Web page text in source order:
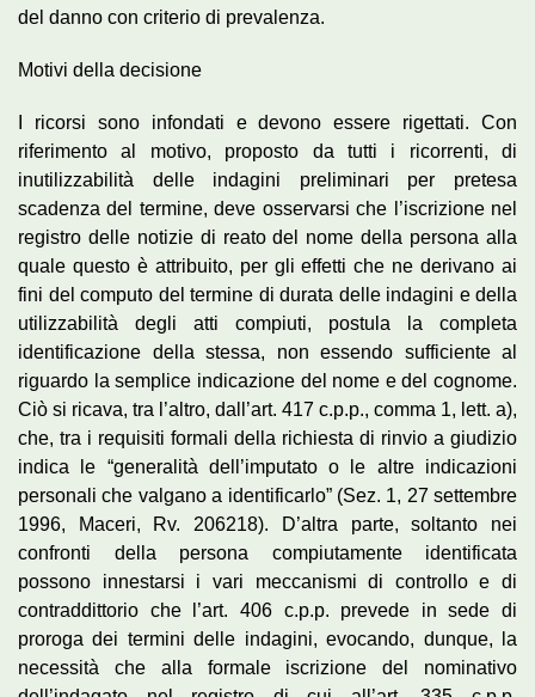
del danno con criterio di prevalenza.
Motivi della decisione
I ricorsi sono infondati e devono essere rigettati. Con
riferimento al motivo, proposto da tutti i ricorrenti, di
inutilizzabilità delle indagini preliminari per pretesa
scadenza del termine, deve osservarsi che l’iscrizione nel
registro delle notizie di reato del nome della persona alla
quale questo è attribuito, per gli effetti che ne derivano ai
fini del computo del termine di durata delle indagini e della
utilizzabilità degli atti compiuti, postula la completa
identificazione della stessa, non essendo sufficiente al
riguardo la semplice indicazione del nome e del cognome.
Ciò si ricava, tra l’altro, dall’art. 417 c.p.p., comma 1, lett. a),
che, tra i requisiti formali della richiesta di rinvio a giudizio
indica le “generalità dell’imputato o le altre indicazioni
personali che valgano a identificarlo” (Sez. 1, 27 settembre
1996, Maceri, Rv. 206218). D’altra parte, soltanto nei
confronti della persona compiutamente identificata
possono innestarsi i vari meccanismi di controllo e di
contraddittorio che l’art. 406 c.p.p. prevede in sede di
proroga dei termini delle indagini, evocando, dunque, la
necessità che alla formale iscrizione del nominativo